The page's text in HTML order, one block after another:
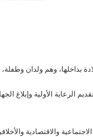
بداخلها، وهم ولدان
الرعاية الأولية
والاقتصادية